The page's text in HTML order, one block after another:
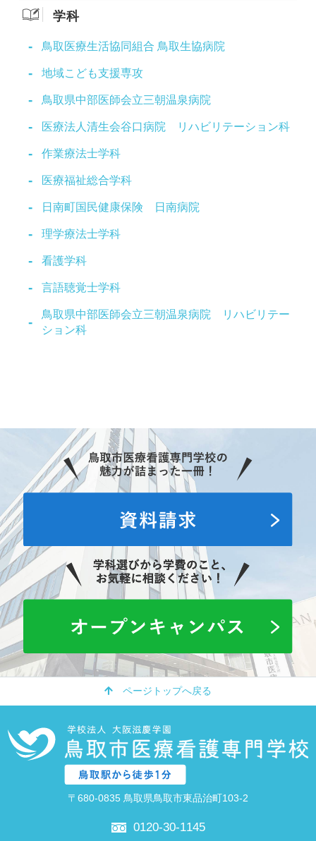
学科
鳥取医療生活協同組合 鳥取生協病院
地域こども支援専攻
鳥取県中部医師会立三朝温泉病院
医療法人清生会谷口病院 リハビリテーション科
作業療法士学科
医療福祉総合学科
日南町国民健康保険 日南病院
理学療法士学科
看護学科
言語聴覚士学科
鳥取県中部医師会立三朝温泉病院 リハビリテー
ション科
ページトップへ戻る
〒680-0835 鳥取県鳥取市東品治町103-2
0120-30-1145